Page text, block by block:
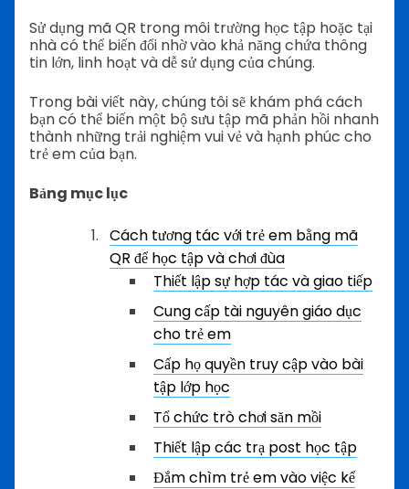
Sử dụng mã QR trong môi trường học tập hoặc tại
nhà có thể biến đổi nhờ vào khả năng chứa thông
tin lớn, linh hoạt và dễ sử dụng của chúng.
Trong bài viết này, chúng tôi sẽ khám phá cách
bạn có thể biến một bộ sưu tập mã phản hồi nhanh
thành những trải nghiệm vui vẻ và hạnh phúc cho
trẻ em của bạn.
Bảng mục lục
Cách tương tác với trẻ em bằng mã
QR để học tập và chơi đùa
Thiết lập sự hợp tác và giao tiếp
Cung cấp tài nguyên giáo dục
cho trẻ em
Cấp họ quyền truy cập vào bài
tập lớp học
Tổ chức trò chơi săn mồi
Thiết lập các trạ post học tập
Đắm chìm trẻ em vào việc kể